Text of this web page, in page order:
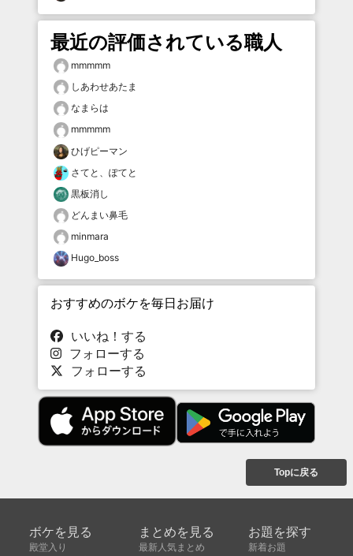
最近の評価されている職人
mmmmm
しあわせあたま
なまらは
mmmmm
ひげピーマン
さてと、ぽてと
黒板消し
どんまい鼻毛
minmara
Hugo_boss
おすすめのボケを毎日お届け
いいね！する
フォローする
フォローする
Topに戻る
ボケを見る
殿堂入り
まとめを見る
最新人気まとめ
お題を探す
新着お題